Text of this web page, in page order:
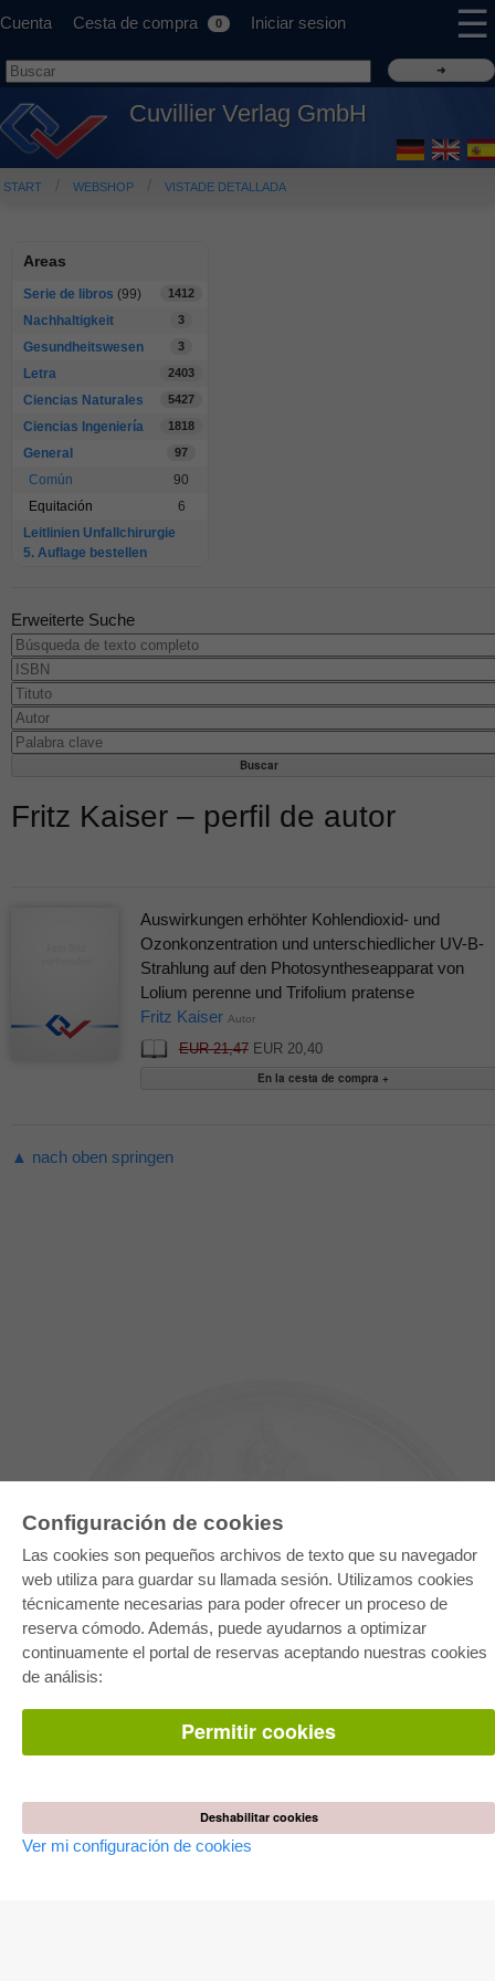
Configuración de cookies
Las cookies son pequeños archivos de texto que su navegador
web utiliza para guardar su llamada sesión. Utilizamos cookies
técnicamente necesarias para poder ofrecer un proceso de
reserva cómodo. Además, puede ayudarnos a optimizar
continuamente el portal de reservas aceptando nuestras cookies
de análisis:
Permitir cookies
Deshabilitar cookies
Ver mi configuración de cookies
Cuenta Cesta de compra 0 Iniciar sesion ☰
Cuvillier Verlag GmbH
START WEBSHOP VISTADE DETALLADA
Areas
Serie de libros (99) 1412
Nachhaltigkeit 3
Gesundheitswesen 3
Letra 2403
Ciencias Naturales 5427
Ciencias Ingeniería 1818
General 97
Común
90
Equitación
6
Leitlinien Unfallchirurgie
5. Auflage bestellen
Erweiterte Suche
Fritz Kaiser – perfil de autor
Auswirkungen erhöhter Kohlendioxid- und
Ozonkonzentration und unterschiedlicher UV-B-
Strahlung auf den Photosyntheseapparat von
Lolium perenne und Trifolium pratense
Fritz Kaiser Autor
EUR 21,47EUR 20,40
▲ nach oben springen
E-COLLECTION
Paquete de especialidades
Facilitación de E-Books
Preguntas mas frequentes(FAQ)
Condiciones